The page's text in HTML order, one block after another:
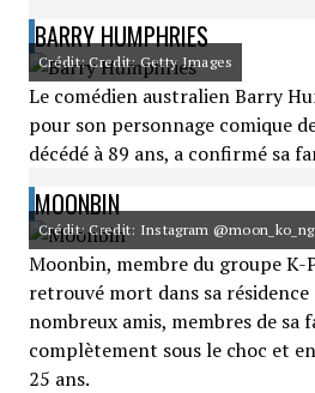
BARRY HUMPHRIES
Crédit: Credit: Getty Images
Le comédien australien Barry
pour son personnage comique
décédé à 89 ans, a confirmé sa
MOONBIN
Crédit: Credit: Instagram @moon_ko_ng
Moonbin, membre du groupe K-
retrouvé mort dans sa résidence
nombreux amis, membres de sa
complètement sous le choc et
25 ans.